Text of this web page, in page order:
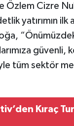
Özlem Cizre
yatırımın ilk
tüm sektör
Kıraç